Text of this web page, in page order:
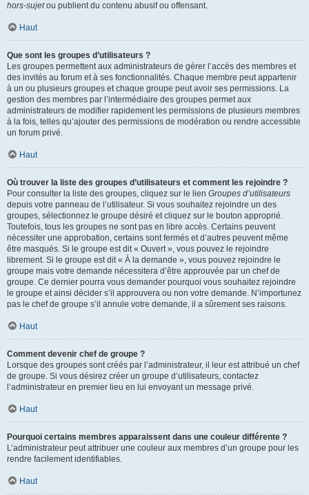
hors-sujetou publient du contenu abusif ou offensant.
Haut
Que sont les groupes d’utilisateurs ?
Les groupes permettent aux administrateurs de gérer l’accès des membres et
des invités au forum et à ses fonctionnalités. Chaque membre peut appartenir
à un ou plusieurs groupes et chaque groupe peut avoir ses permissions. La
gestion des membres par l’intermédiaire des groupes permet aux
administrateurs de modifier rapidement les permissions de plusieurs membres
à la fois, telles qu’ajouter des permissions de modération ou rendre accessible
un forum privé.
Haut
Où trouver la liste des groupes d’utilisateurs et comment les rejoindre ?
Pour consulter la liste des groupes, cliquez sur le lien Groupes d’utilisateurs
depuis votre panneau de l’utilisateur. Si vous souhaitez rejoindre un des
groupes, sélectionnez le groupe désiré et cliquez sur le bouton approprié.
Toutefois, tous les groupes ne sont pas en libre accès. Certains peuvent
nécessiter une approbation, certains sont fermés et d’autres peuvent même
être masqués. Si le groupe est dit « Ouvert », vous pouvez le rejoindre
librement. Si le groupe est dit « À la demande », vous pouvez rejoindre le
groupe mais votre demande nécessitera d’être approuvée par un chef de
groupe. Ce dernier pourra vous demander pourquoi vous souhaitez rejoindre
le groupe et ainsi décider s’il approuvera ou non votre demande. N’importunez
pas le chef de groupe s’il annule votre demande, il a sûrement ses raisons.
Haut
Comment devenir chef de groupe ?
Lorsque des groupes sont créés par l’administrateur, il leur est attribué un chef
de groupe. Si vous désirez créer un groupe d’utilisateurs, contactez
l’administrateur en premier lieu en lui envoyant un message privé.
Haut
Pourquoi certains membres apparaissent dans une couleur différente ?
L’administrateur peut attribuer une couleur aux membres d’un groupe pour les
rendre facilement identifiables.
Haut